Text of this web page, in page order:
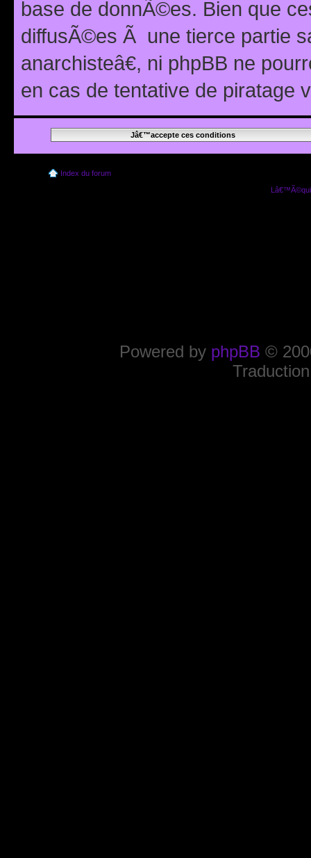
base de donnÃ©es. Bien que
diffusÃ©es Ã une tierce partie
anarchisteâ€, ni phpBB ne
en cas de tentative de piratage
Index du forum
Powered by phpBB ©